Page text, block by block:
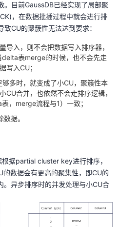
。目前GaussDB已经实现了局部聚
，在数据批插过程中就会进行排
CU的聚簇性无法达到要求：
导入，则不会把数据写入排序器，
表merge的时候，也不会先走
写入CU；
多时，就变成了小CU，聚簇性本
CU合并，也依然不会走排序逻辑，
，merge流程与1）一致；
据。
据partial cluster key进行排序，
数据会有更高的聚集性，即CU的
。异步排序时的并发处理与小CU合